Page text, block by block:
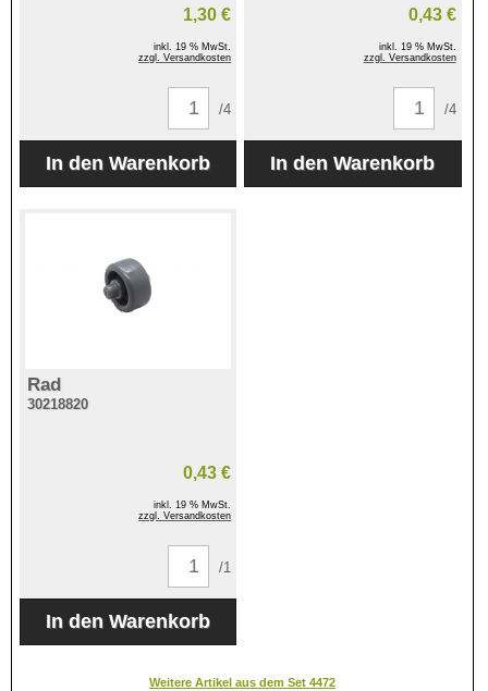
1,30 €
inkl. 19 % MwSt.
zzgl. Versandkosten
/4
0,43 €
inkl. 19 % MwSt.
zzgl. Versandkosten
/4
Rad
30218820
0,43 €
inkl. 19 % MwSt.
zzgl. Versandkosten
/1
Weitere Artikel aus dem Set 4472